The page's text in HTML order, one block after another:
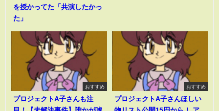
を授かってた「共演したかっ
た」
おすすめ
プロジェクトA子さんも注
おすすめ
プロジェクトA子さんほしい